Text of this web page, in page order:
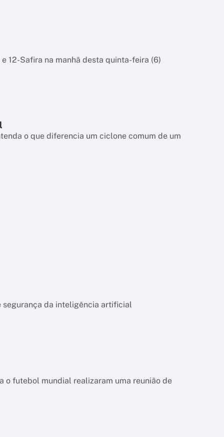
12-Safira na manhã desta quinta-feira (6)
o que diferencia um ciclone comum de um
segurança da inteligência artificial
o futebol mundial realizaram uma reunião de